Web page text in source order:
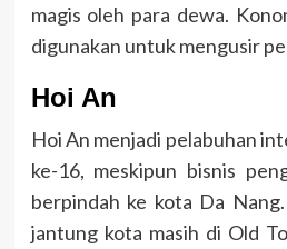
magis oleh para dewa.
digunakan untuk mengusir
Hoi An
Hoi An menjadi pelabuhan
ke-16, meskipun bisnis
berpindah ke kota Da
jantung kota masih di Old